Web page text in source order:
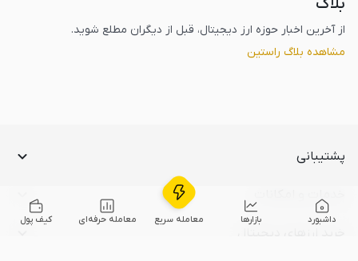
از آخرین اخبار حوزه‌ ارز‌ دیجیتال، قبل از دیگران مطلع شوید.
مشاهده بلاگ راستین
پشتیبانی
داشبورد بازارها معامله سریع معامله حرفه‌ای کیف پول